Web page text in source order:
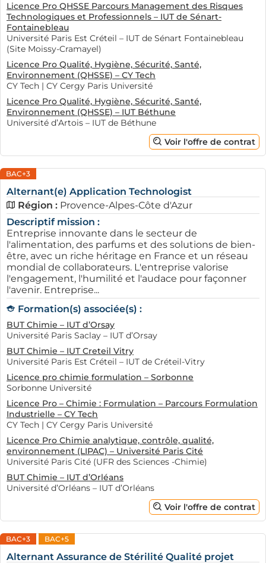
Licence Pro QHSSE Parcours Management des Risques
Technologiques et Professionnels – IUT de Sénart-
Fontainebleau
Université Paris Est Créteil – IUT de Sénart Fontainebleau
(Site Moissy-Cramayel)
Licence Pro Qualité, Hygiène, Sécurité, Santé,
Environnement (QHSSE) – CY Tech
CY Tech | CY Cergy Paris Université
Licence Pro Qualité, Hygiène, Sécurité, Santé,
Environnement (QHSSE) – IUT Béthune
Université d’Artois – IUT de Béthune
Voir l'offre de contrat
BAC+3
Alternant(e) Application Technologist
Région : Provence-Alpes-Côte d'Azur
Descriptif mission :
Entreprise innovante dans le secteur de
l'alimentation, des parfums et des solutions de bien-
être, avec un riche héritage en France et un réseau
mondial de collaborateurs. L'entreprise valorise
l'engagement, l'humilité et l'audace pour façonner
l'avenir. Entreprise...
Formation(s) associée(s) :
BUT Chimie – IUT d’Orsay
Université Paris Saclay – IUT d’Orsay
BUT Chimie – IUT Creteil Vitry
Université Paris Est Créteil – IUT de Créteil-Vitry
Licence pro chimie formulation – Sorbonne
Sorbonne Université
Licence Pro – Chimie : Formulation – Parcours Formulation
Industrielle – CY Tech
CY Tech | CY Cergy Paris Université
Licence Pro Chimie analytique, contrôle, qualité,
environnement (LIPAC) – Université Paris Cité
Université Paris Cité (UFR des Sciences -Chimie)
BUT Chimie – IUT d’Orléans
Université d’Orléans – IUT d’Orléans
Voir l'offre de contrat
BAC+3 BAC+5
Alternant Assurance de Stérilité Qualité projet